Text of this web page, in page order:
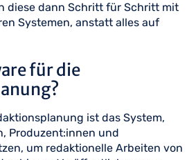
diese dann Schritt für Schritt mit
Systemen, anstatt alles auf
für die
ist das System,
Produzent:innen und
um redaktionelle Arbeiten von